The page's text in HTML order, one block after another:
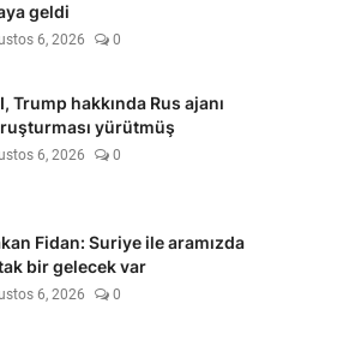
geldi
6, 2026 0
Trump hakkında Rus ajanı
yürütmüş
6, 2026 0
Fidan: Suriye ile aramızda
bir gelecek var
6, 2026 0